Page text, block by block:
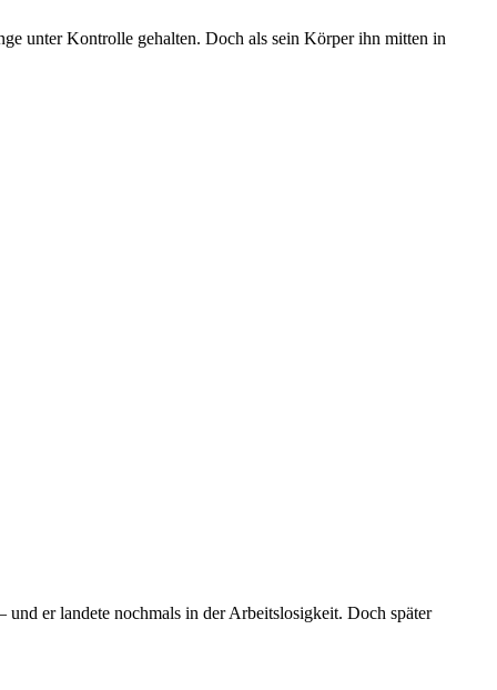
unter Kontrolle gehalten. Doch als sein Körper ihn mitten in
er landete nochmals in der Arbeitslosigkeit. Doch später